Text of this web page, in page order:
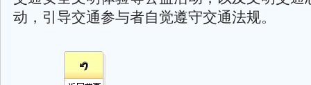
动，引导交通参与者自觉遵守交通法规。